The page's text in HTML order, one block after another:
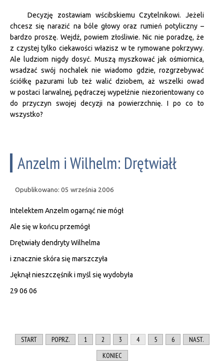
Decyzję zostawiam wścibskiemu Czytelnikowi. Jeżeli
chcesz się narazić na bóle głowy oraz rumień potyliczny –
bardzo proszę. Wejdź, powiem złośliwie. Nic nie poradzę, że
z czystej tylko ciekawości włazisz w te rymowane pokrzywy.
Ale ludziom nigdy dosyć. Muszą myszkować jak ośmiornica,
wsadzać swój nochalek nie wiadomo gdzie, rozgrzebywać
ściółkę pazurami lub też walić dziobem, aż wszelki owad
w postaci larwalnej, pędraczej wypełźnie niezorientowany co
do przyczyn swojej decyzji na powierzchnię. I po co to
wszystko?
Anzelm i Wilhelm: Drętwiałł
Opublikowano: 05 września 2006
Intelektem Anzelm ogarnąć nie mógł
Ale się w końcu przemógł
Drętwiały dendryty Wilhelma
i znacznie skóra się marszczyła
Jęknął nieszczęśnik i myśl się wydobyła
29 06 06
START POPRZ. 1 2 3 4 5 6
NAST.
KONIEC